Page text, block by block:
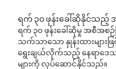
ရက် ၃၀ ဖုန်းခေါ်ဆိုနိုင်သည့်
ရက် ၃၀ ဖုန်းခေါ်ဆိုမှု အစီအစ
သက်သာသော နှုန်းထားများ
ရွေးချယ်လိုက်သည့် နေရာဒေ
များကို လုပ်ဆောင်နိုင်သည်။